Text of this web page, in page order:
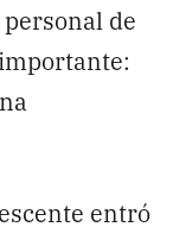
de
entró